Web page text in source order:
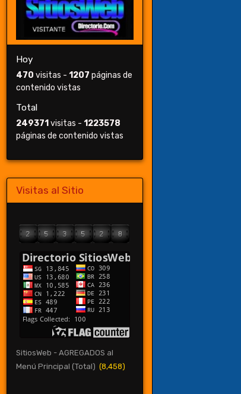
Hoy
470 visitas -1207 páginas de
contenido vistas
Total
249371 visitas -1223578
páginas de contenido vistas
Visitas al Sitio
SitiosWeb - AGREGADOS al
Menú Principal (Total) (8,458)